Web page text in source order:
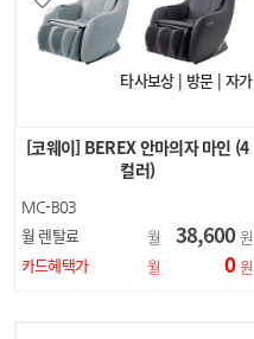
타사보상 | 방문 | 자가
[코웨이] BEREX 안마의자 마인 (4
컬러)
MC-B03
월 렌탈료 월 38,600 원
카드혜택가
월 0 원